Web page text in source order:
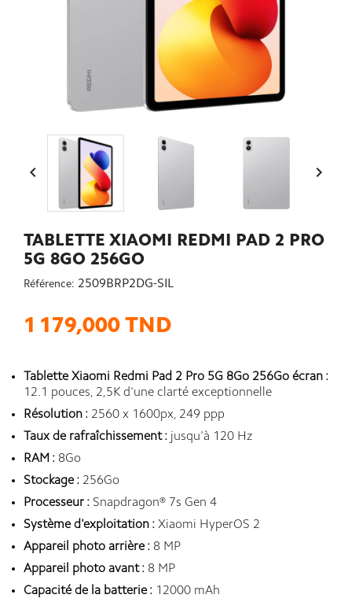
 
TABLETTE XIAOMI REDMI PAD 2 PRO
5G 8GO 256GO
Référence: 2509BRP2DG-SIL
1 179,000 TND
Tablette Xiaomi Redmi Pad 2 Pro 5G 8Go 256Go écran :
12.1 pouces, 2,5K d'une clarté exceptionnelle
Résolution : 2560 x 1600px, 249 ppp
Taux de rafraîchissement : jusqu'à 120 Hz
RAM : 8Go
Stockage : 256Go
Processeur : Snapdragon® 7s Gen 4
Système d'exploitation : Xiaomi HyperOS 2
Appareil photo arrière : 8 MP
Appareil photo avant : 8 MP
Capacité de la batterie : 12000 mAh